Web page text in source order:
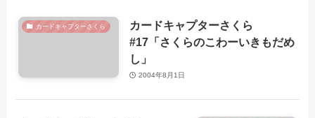
カードキャプターさくら
カードキャプターさくら
#17「さくらのこわーいきもだめ
し」
2004年8月1日